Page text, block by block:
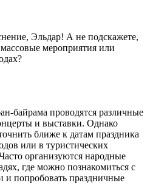
Эльдар! А не подскажете,
мероприятия или
байрама проводятся различные
и выставки. Однако
ближе к датам праздника
или в туристических
организуются народные
где можно познакомиться с
попробовать праздничные